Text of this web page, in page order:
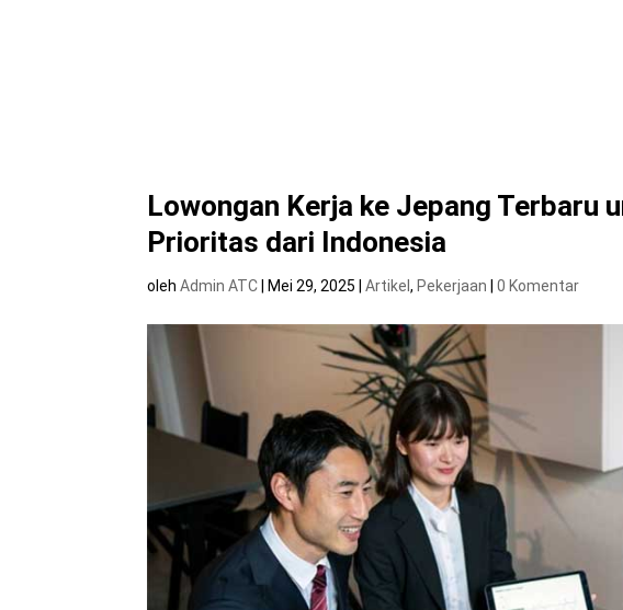
Lowongan Kerja ke Jepang Terbaru
Prioritas dari Indonesia
olehAdmin ATC Mei 29, 2025 |Artikel, Pekerjaan |0 Komentar